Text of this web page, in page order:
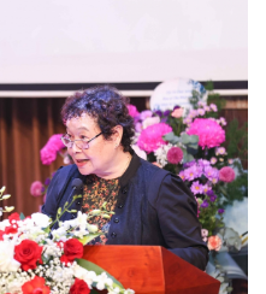
Tỷ giá
Chứng khoán
Giá cà phê